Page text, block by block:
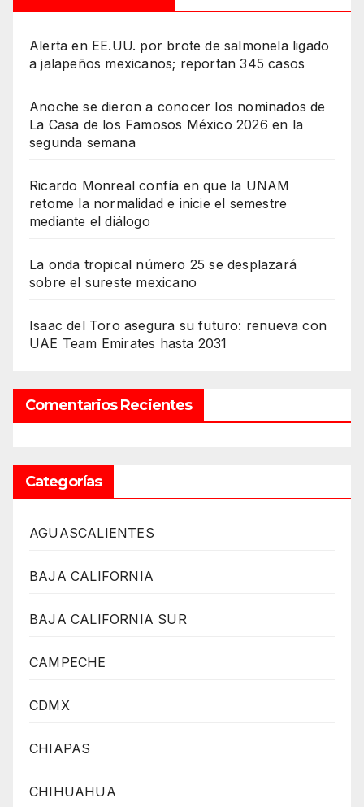
Alerta en EE.UU. por brote de salmonela ligado
a jalapeños mexicanos; reportan 345 casos
Anoche se dieron a conocer los nominados de
La Casa de los Famosos México 2026 en la
segunda semana
Ricardo Monreal confía en que la UNAM
retome la normalidad e inicie el semestre
mediante el diálogo
La onda tropical número 25 se desplazará
sobre el sureste mexicano
Isaac del Toro asegura su futuro: renueva con
UAE Team Emirates hasta 2031
Comentarios Recientes
Categorías
AGUASCALIENTES
BAJA CALIFORNIA
BAJA CALIFORNIA SUR
CAMPECHE
CDMX
CHIAPAS
CHIHUAHUA